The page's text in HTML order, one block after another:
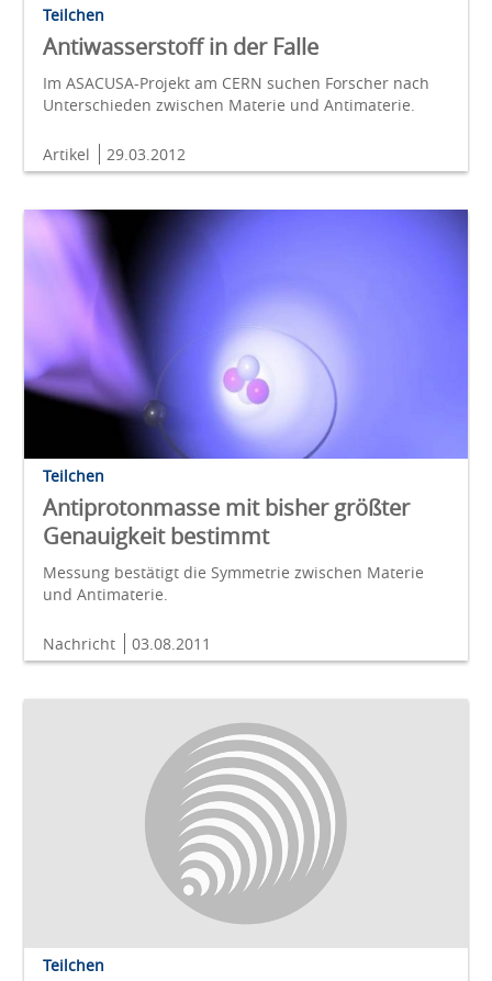
Teilchen
Antiwasserstoff in der Falle
Im ASACUSA-Projekt am CERN suchen Forscher nach
Unterschieden zwischen Materie und Antimaterie.
Artikel 29.03.2012
Teilchen
Antiprotonmasse mit bisher größter
Genauigkeit bestimmt
Messung bestätigt die Symmetrie zwischen Materie
und Antimaterie.
Nachricht 03.08.2011
Teilchen